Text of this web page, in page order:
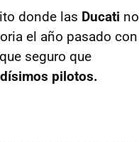
donde las Ducati no
el año pasado con
seguro que
pilotos.